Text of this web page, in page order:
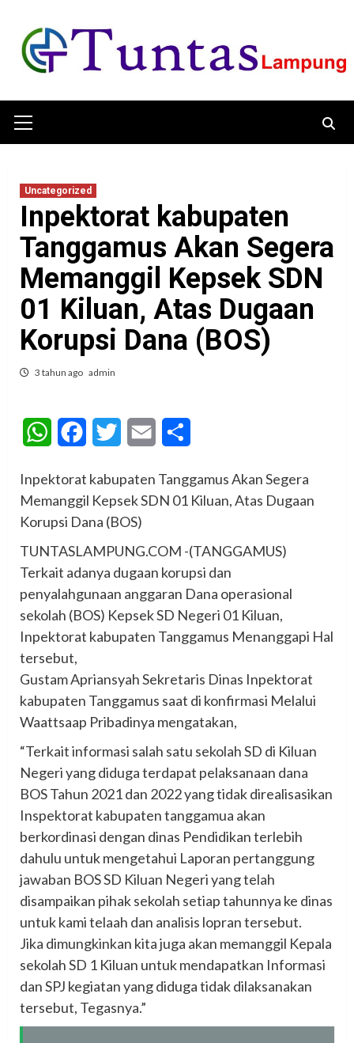
content
Menu
Uncategorized
Inpektorat kabupaten
Tanggamus Akan Segera
Memanggil Kepsek SDN
01 Kiluan, Atas Dugaan
Korupsi Dana (BOS)
3 tahun ago admin
WhatsAppFacebookTwitter Email
Inpektorat kabupaten Tanggamus Akan Segera
Memanggil Kepsek SDN 01 Kiluan, Atas Dugaan
Korupsi Dana (BOS)
TUNTASLAMPUNG.COM -(TANGGAMUS)
Terkait adanya dugaan korupsi dan
penyalahgunaan anggaran Dana operasional
sekolah (BOS) Kepsek SD Negeri 01 Kiluan,
Inpektorat kabupaten Tanggamus Menanggapi Hal
tersebut,
Gustam Apriansyah Sekretaris Dinas Inpektorat
kabupaten Tanggamus saat di konfirmasi Melalui
Waattsaap Pribadinya mengatakan,
“Terkait informasi salah satu sekolah SD di Kiluan
Negeri yang diduga terdapat pelaksanaan dana
BOS Tahun 2021 dan 2022 yang tidak direalisasikan
Inspektorat kabupaten tanggamua akan
berkordinasi dengan dinas Pendidikan terlebih
dahulu untuk mengetahui Laporan pertanggung
jawaban BOS SD Kiluan Negeri yang telah
disampaikan pihak sekolah setiap tahunnya ke dinas
untuk kami telaah dan analisis lopran tersebut.
Jika dimungkinkan kita juga akan memanggil Kepala
sekolah SD 1 Kiluan untuk mendapatkan Informasi
dan SPJ kegiatan yang diduga tidak dilaksanakan
tersebut, Tegasnya.”